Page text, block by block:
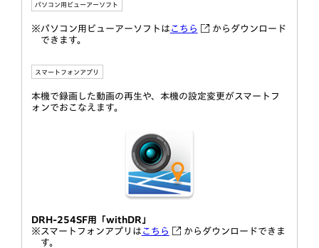
パソコン用ビューアーソフト
※パソコン用ビューアーソフトは こちら
からダウンロード
できます。
スマートフォンアプリ
本機で録画した動画の再生や、本機の設定変更がスマートフ
ォンでおこなえます。
DRH-254SF用「withDR」
※スマートフォンアプリは こちら
からダウンロードできま
す。